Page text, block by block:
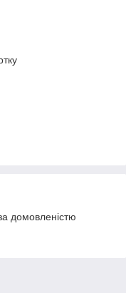
домовленістю